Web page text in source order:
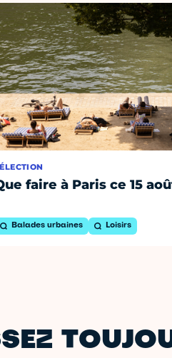
faire à Paris ce 15
Balades urbaines Loisirs